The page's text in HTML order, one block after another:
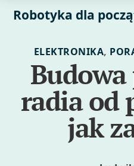
Robotyka dla
ELEKTRONIKA,
radia od
jak